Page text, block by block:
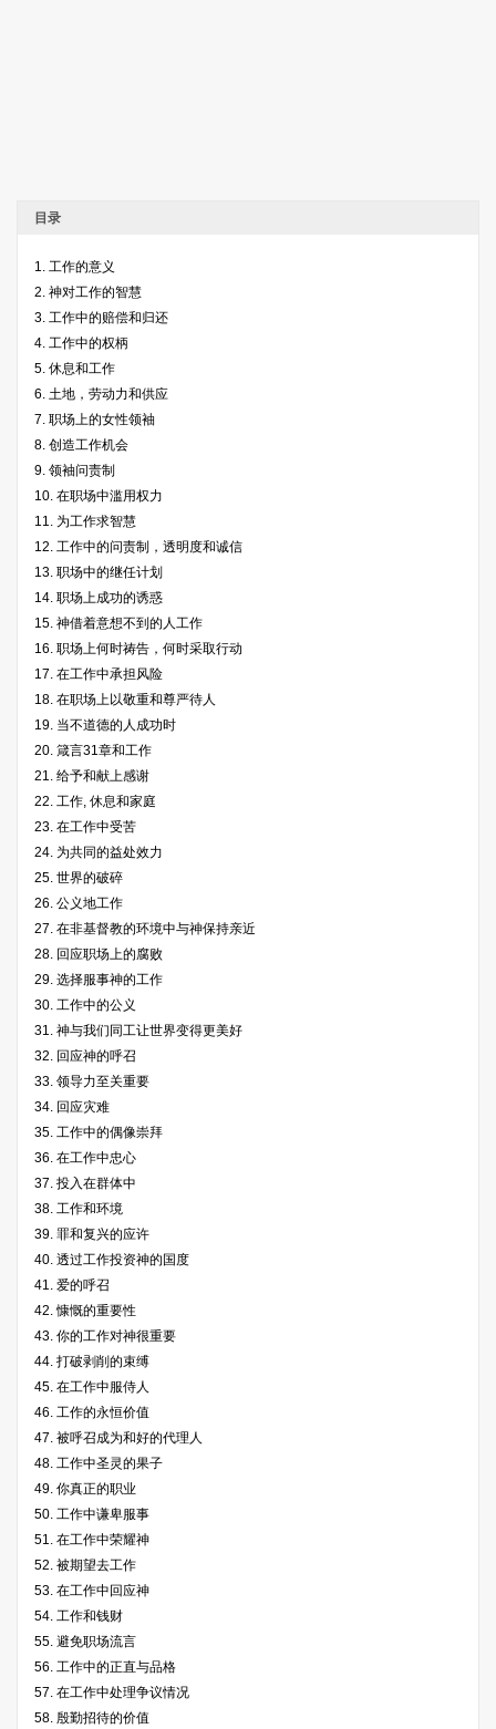
目录
1. 工作的意义
2. 神对工作的智慧
3. 工作中的赔偿和归还
4. 工作中的权柄
5. 休息和工作
6. 土地，劳动力和供应
7. 职场上的女性领袖
8. 创造工作机会
9. 领袖问责制
10. 在职场中滥用权力
11. 为工作求智慧
12. 工作中的问责制，透明度和诚信
13. 职场中的继任计划
14. 职场上成功的诱惑
15. 神借着意想不到的人工作
16. 职场上何时祷告，何时采取行动
17. 在工作中承担风险
18. 在职场上以敬重和尊严待人
19. 当不道德的人成功时
20. 箴言31章和工作
21. 给予和献上感谢
22. 工作, 休息和家庭
23. 在工作中受苦
24. 为共同的益处效力
25. 世界的破碎
26. 公义地工作
27. 在非基督教的环境中与神保持亲近
28. 回应职场上的腐败
29. 选择服事神的工作
30. 工作中的公义
31. 神与我们同工让世界变得更美好
32. 回应神的呼召
33. 领导力至关重要
34. 回应灾难
35. 工作中的偶像崇拜
36. 在工作中忠心
37. 投入在群体中
38. 工作和环境
39. 罪和复兴的应许
40. 透过工作投资神的国度
41. 爱的呼召
42. 慷慨的重要性
43. 你的工作对神很重要
44. 打破剥削的束缚
45. 在工作中服侍人
46. 工作的永恒价值
47. 被呼召成为和好的代理人
48. 工作中圣灵的果子
49. 你真正的职业
50. 工作中谦卑服事
51. 在工作中荣耀神
52. 被期望去工作
53. 在工作中回应神
54. 工作和钱财
55. 避免职场流言
56. 工作中的正直与品格
57. 在工作中处理争议情况
58. 殷勤招待的价值